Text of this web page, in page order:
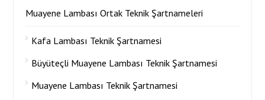
Muayene Lambası Ortak Teknik Şartnameleri
Kafa Lambası Teknik Şartnamesi
Büyüteçli Muayene Lambası Teknik Şartnamesi
Muayene Lambası Teknik Şartnamesi